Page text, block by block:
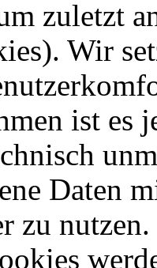
zuletzt
Wir
ist es
Daten
zu